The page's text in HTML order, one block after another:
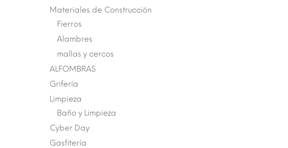
Materiales de Construcción
Fierros
Alambres
mallas y cercos
ALFOMBRAS
Grifería
Limpieza
Baño y Limpieza
Cyber Day
Gasfitería